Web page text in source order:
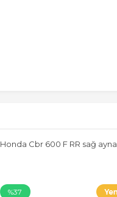
Honda Cbr 600 F RR sağ ayna
%37